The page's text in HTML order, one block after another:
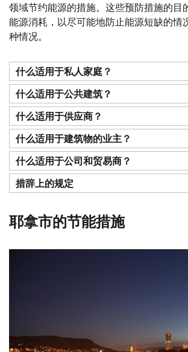
领域节约能源的措施。这些预防措施的目
能源消耗，以尽可能地防止能源短缺的情
种情况。
什么适用于私人家庭？
什么适用于公共建筑？
什么适用于供应商？
什么适用于建筑物的业主？
什么适用于公司和贸易商？
措辞上的规定
耶拿市的节能措施